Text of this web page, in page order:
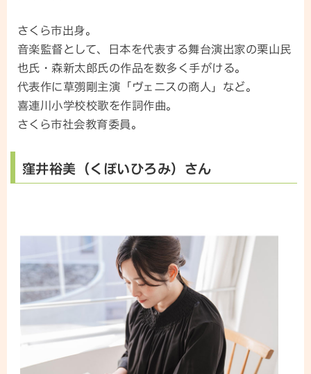
さくら市出身。
音楽監督として、日本を代表する舞台演出家の栗山民
也氏・森新太郎氏の作品を数多く手がける。
代表作に草彅剛主演「ヴェニスの商人」など。
喜連川小学校校歌を作詞作曲。
さくら市社会教育委員。
窪井裕美（くぼいひろみ）さん